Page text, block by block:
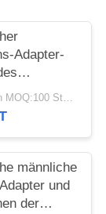
Adapter-
zu
O Ring
be negotiation MOQ:100 Stücke
männliche
und
der